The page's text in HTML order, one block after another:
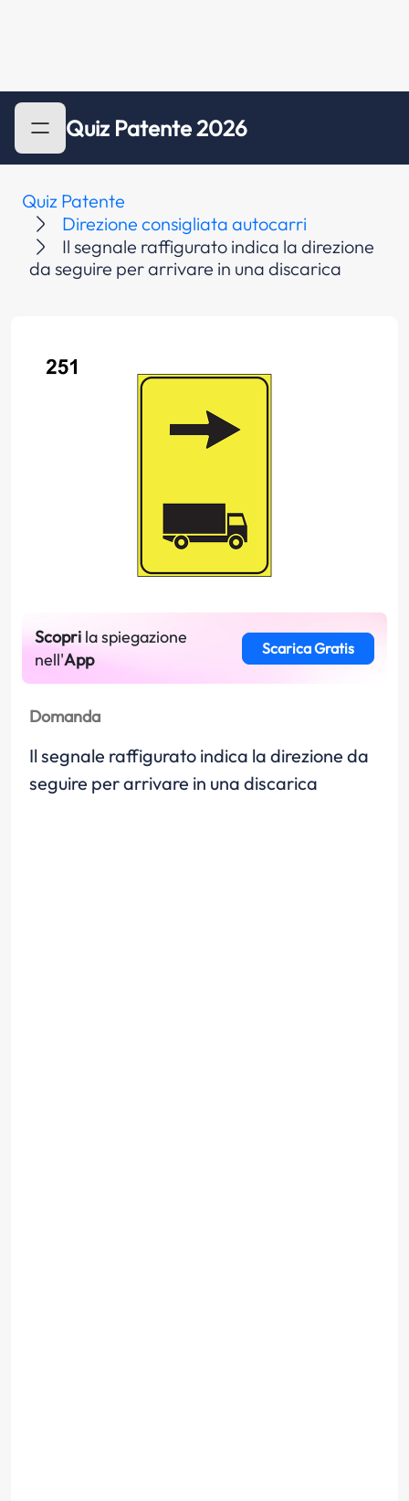
Quiz Patente 2026
Quiz Patente
Direzione consigliata autocarri
Il segnale raffigurato indica la direzione
da seguire per arrivare in una discarica
Scopri la spiegazione
nell'App
Scarica Gratis
Domanda
Il segnale raffigurato indica la direzione da
seguire per arrivare in una discarica